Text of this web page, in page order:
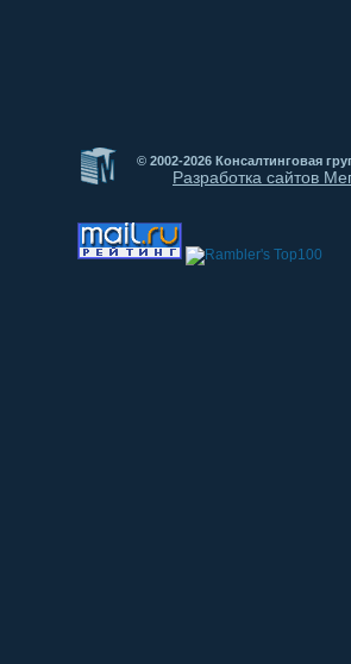
© 2002-2026 Консалтинговая
Разработка сайтов